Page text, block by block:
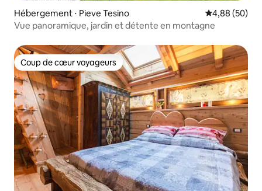
Hébergement ⋅ Pieve Tesino Évaluation
4,88 (50)
Vue panoramique, jardin et détente en montagne
Coup de cœur voyageurs
Coup de cœur voyageurs